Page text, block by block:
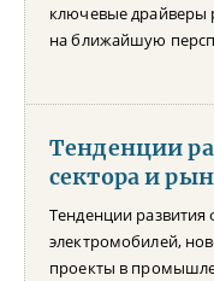
ключевые драйверы
на ближайшую
Тенденции
сектора и
Тенденции
электромобилей,
проекты в